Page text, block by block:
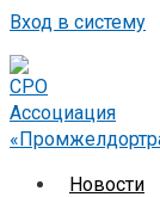
Вход в систему
Новости